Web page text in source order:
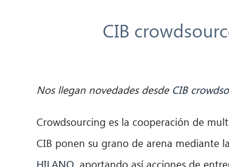
CIB
Nos llegan novedades desde CIB
Crowdsourcing es la cooperación de
CIB ponen su grano de arena mediante
HILANO, aportando así acciones de